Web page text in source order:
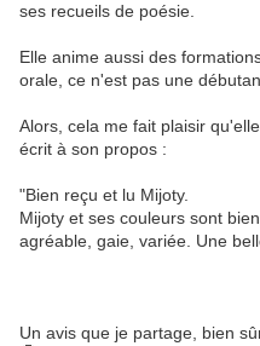
ses recueils de poésie.
Elle anime aussi des
orale, ce n'est pas une
Alors, cela me fait plaisir
écrit à son propos :
"Bien reçu et lu Mijoty.
Mijoty et ses couleurs sont
agréable, gaie, variée. Une
Un avis que je partage, bien